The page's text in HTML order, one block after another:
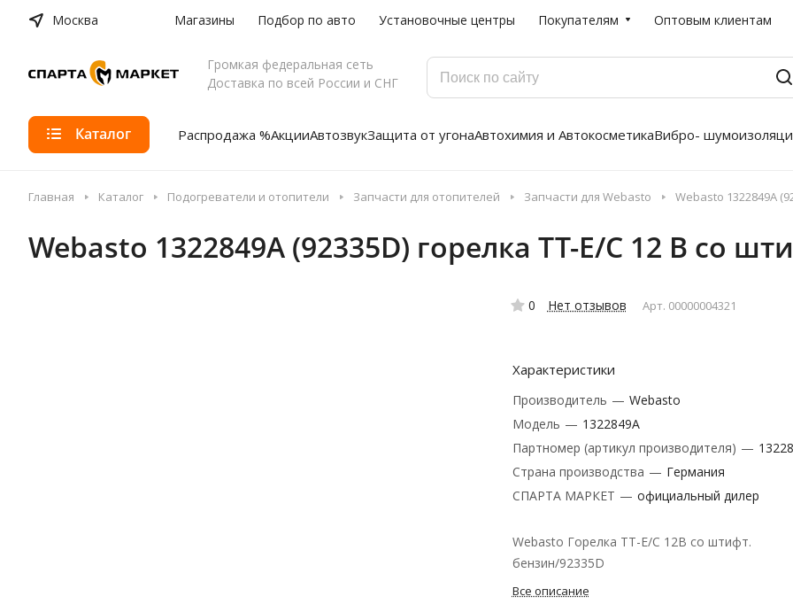
Москва Магазины Подбор по авто Установочные центры Покупателям Оптовым клиентам
Громкая федеральная сеть
Доставка по всей России и СНГ
Каталог Распродажа %АкцииАвтозвукЗащита от угонаАвтохимия и АвтокосметикаВибро-
Главная Каталог Подогреватели и отопители Запчасти для отопителей Запчасти для Webasto Webasto 1322849A
Webasto 1322849A (92335D) горелка ТТ-E/C 12 B со
0 Нет отзывов Арт. 00000004321
Характеристики
Производитель — Webasto
Модель — 1322849A
Партномер (артикул производителя) —
Страна производства — Германия
СПАРТА МАРКЕТ — официальный дилер
Webasto Горелка ТТ-E/C 12B со штифт.
бензин/92335D
Все описание